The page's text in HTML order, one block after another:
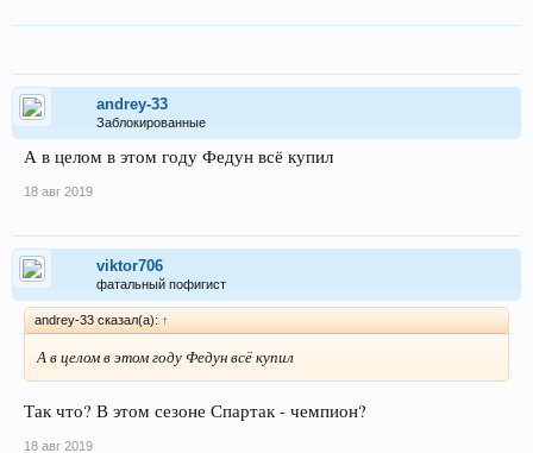
andrey-33
Заблокированные
А в целом в этом году Федун всё купил
18 авг 2019
viktor706
фатальный пофигист
andrey-33 сказал(а): ↑
А в целом в этом году Федун всё купил
Так что? В этом сезоне Спартак - чемпион?
18 авг 2019